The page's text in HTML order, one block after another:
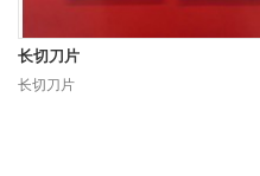
长切刀片
长切刀片